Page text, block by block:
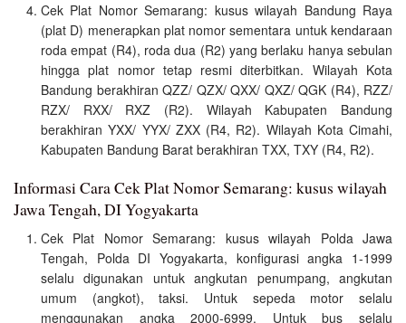
Cek Plat Nomor Semarang: kusus wilayah Bandung Raya
(plat D) menerapkan plat nomor sementara untuk kendaraan
roda empat (R4), roda dua (R2) yang berlaku hanya sebulan
hingga plat nomor tetap resmi diterbitkan. Wilayah Kota
Bandung berakhiran QZZ/ QZX/ QXX/ QXZ/ QGK (R4), RZZ/
RZX/ RXX/ RXZ (R2). Wilayah Kabupaten Bandung
berakhiran YXX/ YYX/ ZXX (R4, R2). Wilayah Kota Cimahi,
Kabupaten Bandung Barat berakhiran TXX, TXY (R4, R2).
Informasi Cara Cek Plat Nomor Semarang: kusus wilayah
Jawa Tengah, DI Yogyakarta
Cek Plat Nomor Semarang: kusus wilayah Polda Jawa
Tengah, Polda DI Yogyakarta, konfigurasi angka 1-1999
selalu digunakan untuk angkutan penumpang, angkutan
umum (angkot), taksi. Untuk sepeda motor selalu
menggunakan angka 2000-6999. Untuk bus selalu